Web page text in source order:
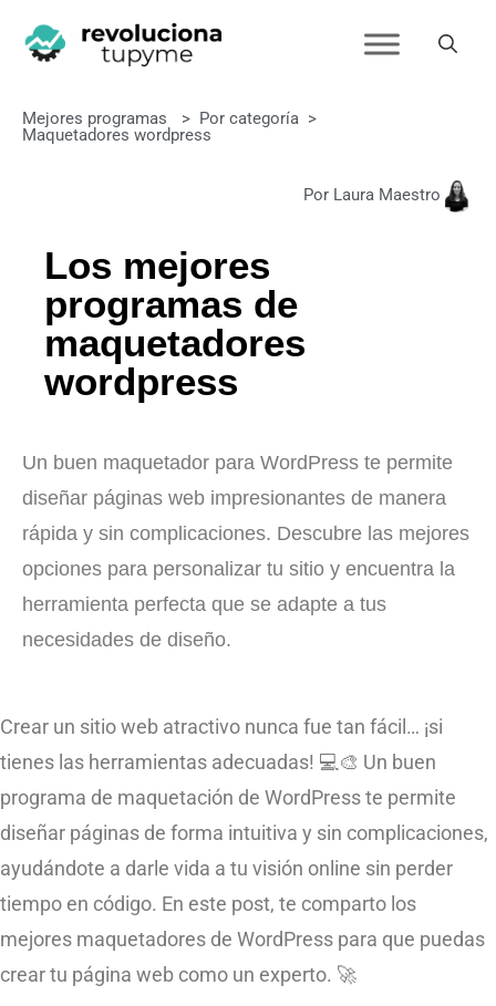
Mejores programas > Por categoría >
Maquetadores wordpress
Por Laura Maestro
Los mejores
programas de
maquetadores
wordpress
Un buen maquetador para WordPress te permite
diseñar páginas web impresionantes de manera
rápida y sin complicaciones. Descubre las mejores
opciones para personalizar tu sitio y encuentra la
herramienta perfecta que se adapte a tus
necesidades de diseño.
Crear un sitio web atractivo nunca fue tan fácil… ¡si
tienes las herramientas adecuadas! 💻🎨 Un buen
programa de maquetación de WordPress te permite
diseñar páginas de forma intuitiva y sin complicaciones,
ayudándote a darle vida a tu visión online sin perder
tiempo en código. En este post, te comparto los
mejores maquetadores de WordPress para que puedas
crear tu página web como un experto. 🚀